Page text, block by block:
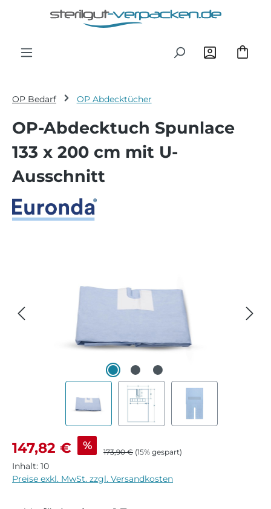
Zum Hauptinhalt springen
OP Bedarf OP Abdecktücher
OP-Abdecktuch Spunlace
133 x 200 cm mit U-
Ausschnitt
Verkaufspreis:
147,82 € % Regulärer Preis:
173,90 € (15% gespart)
Inhalt: 10
Preise exkl. MwSt. zzgl. Versandkosten